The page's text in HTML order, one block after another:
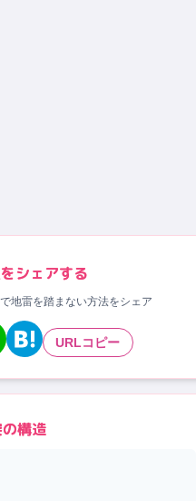
シェアする
地雷を踏まない方法をシェア
URLコピー
構造